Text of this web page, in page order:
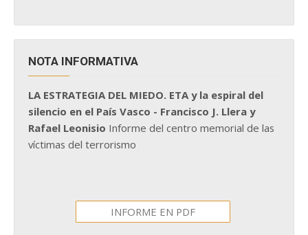
NOTA INFORMATIVA
LA ESTRATEGIA DEL MIEDO. ETA y la espiral del
silencio en el País Vasco - Francisco J. Llera y
Rafael Leonisio Informe del centro memorial de las
víctimas del terrorismo
INFORME EN PDF